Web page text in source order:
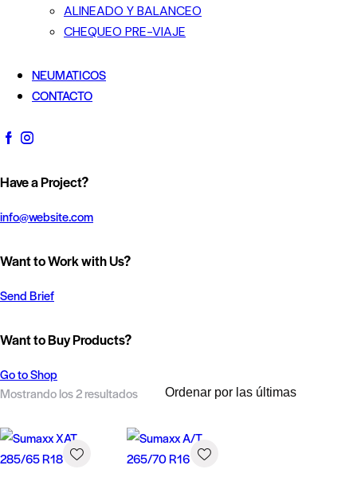
ALINEADO Y BALANCEO
CHEQUEO PRE-VIAJE
NEUMATICOS
CONTACTO
Have a Project?
info@website.com
Want to Work with Us?
Send Brief
Want to Buy Products?
Go to Shop
Mostrando los 2 resultados